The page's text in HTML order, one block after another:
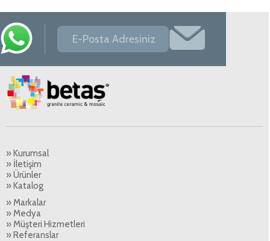
» Kurumsal
» İletişim
» Ürünler
» Katalog
» Markalar
» Medya
» Müşteri Hizmetleri
» Referanslar